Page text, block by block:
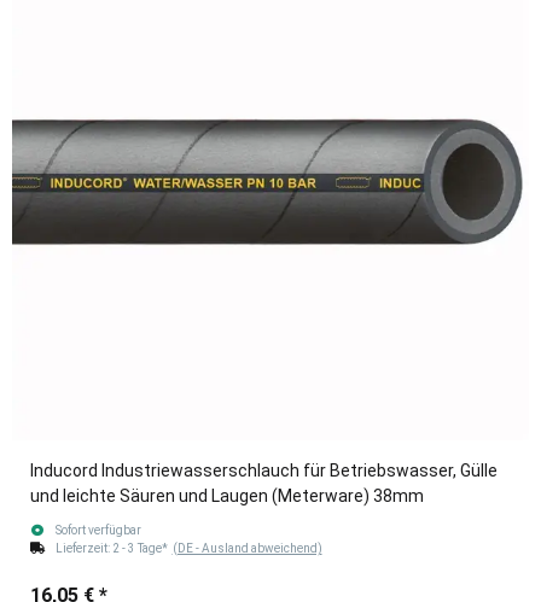
Inducord Industriewasserschlauch für Betriebswasser, Gülle
und leichte Säuren und Laugen (Meterware) 38mm
Sofort verfügbar
Lieferzeit: 2 - 3 Tage* (DE - Ausland abweichend)
16,05 € *